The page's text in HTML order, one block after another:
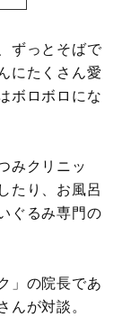
ずっとそばで
にたくさん愛
ボロボロにな
みクリニッ
たり、お風呂
ぐるみ専門の
」の院長であ
が対談。